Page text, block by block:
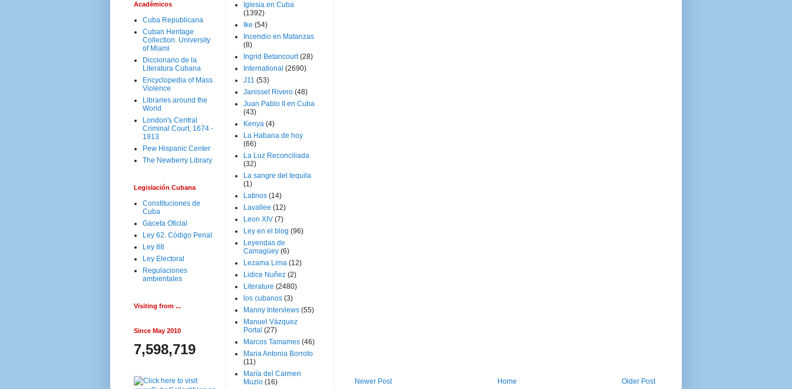
Newer Post Older Post
Home
Académicos
Cuba Republicana
Cuban Heritage
Collection. University
of Miami
Diccionario de la
Literatura Cubana
Encyclopedia of Mass
Violence
Libraries around the
World
London's Central
Criminal Court, 1674 -
1913
Pew Hispanic Center
The Newberry Library
Legislación Cubana
Constituciones de
Cuba
Gaceta Oficial
Ley 62. Código Penal
Ley 88
Ley Electoral
Regulaciones
ambientales
Visiting from ...
Since May 2010
7,598,719
Iglesia en Cuba
(1392)
Ike (54)
Incendio en Matanzas
(8)
Ingrid Betancourt (28)
International (2690)
J11 (53)
Janisset Rivero (48)
Juan Pablo II en Cuba
(43)
Kenya (4)
La Habana de hoy
(66)
La Luz Reconciliada
(32)
La sangre del tequila
(1)
Latinos (14)
Lavallee (12)
Leon XIV (7)
Ley en el blog (96)
Leyendas de
Camagüey (6)
Lezama Lima (12)
Lidice Nuñez (2)
Literature (2480)
los cubanos (3)
Manny Interviews (55)
Manuel Vázquez
Portal (27)
Marcos Tamames (46)
Maria Antonia Borroto
(11)
María del Carmen
Muzio (16)